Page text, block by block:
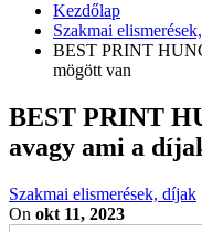
Kezdőlap
Szakmai
BEST PRINT
mögött van
BEST PRINT
avagy ami a
Szakmai elismerések, díjak
On okt 11, 2023